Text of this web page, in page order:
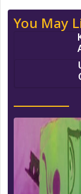
You May